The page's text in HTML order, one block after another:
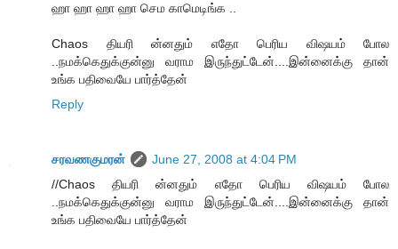
ஹா ஹா ஹா ஹா செம காமெடிங்க ..
Chaos தியரி ன்னதும் எதோ பெரிய விஷயம் போல
..நமக்கெதுக்குன்னு வராம இருந்துட்டேன்....இன்னைக்கு தான்
உங்க பதிவையே பார்த்தேன்
Reply
சரவணகுமரன்
June 27, 2008 at 4:04 PM
//Chaos தியரி ன்னதும் எதோ பெரிய விஷயம் போல
..நமக்கெதுக்குன்னு வராம இருந்துட்டேன்....இன்னைக்கு தான்
உங்க பதிவையே பார்த்தேன்